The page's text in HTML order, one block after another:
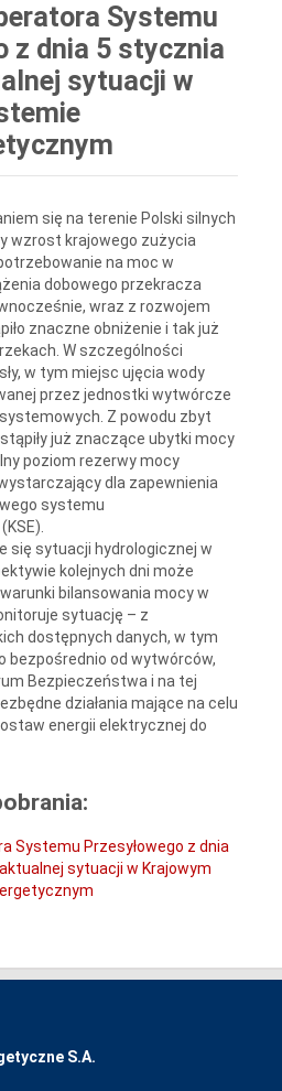
Systemu
z dnia 5 stycznia
sytuacji w
się na terenie Polski silnych
wzrost krajowego zużycia
na moc w
dobowego przekracza
wraz z rozwojem
znaczne obniżenie i tak już
W szczególności
w tym miejsc ujęcia wody
przez jednostki wytwórcze
Z powodu zbyt
już znaczące ubytki mocy
poziom rezerwy mocy
dla zapewnienia
systemu
się sytuacji hydrologicznej w
kolejnych dni może
bilansowania mocy w
sytuację – z
dostępnych danych, w tym
bezpośrednio od wytwórców,
Bezpieczeństwa i na tej
działania mające na celu
energii elektrycznej do
Systemu Przesyłowego z dnia
sytuacji w Krajowym
S.A.